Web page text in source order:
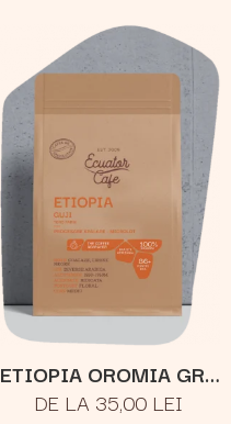
ETIOPIA OROMIA GR.1
NATURAL
DE LA 35,00 LEI